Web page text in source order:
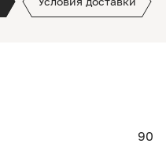
90